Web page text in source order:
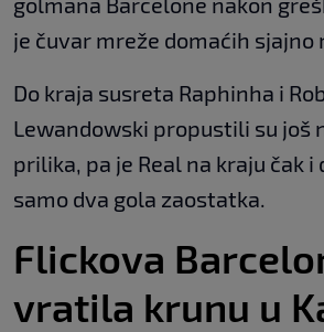
je čuvar mreže domaćih sjajno
Do kraja susreta Raphinha i
Lewandowski propustili su još
prilika, pa je Real na kraju čak i
samo dva gola zaostatka.
Flickova
vratila krunu u